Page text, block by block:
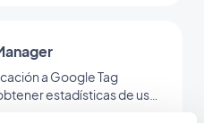
a Google Tag
estadísticas de uso